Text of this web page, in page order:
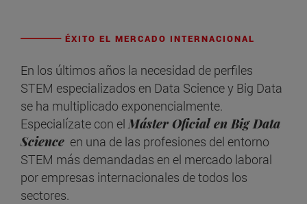
ÉXITO EL MERCADO INTERNACIONAL
En los últimos años la necesidad de perfiles
STEM especializados en Data Science y Big Data
se ha multiplicado exponencialmente.
Especialízate con el Máster Oficial en Big Data
Science en una de las profesiones del entorno
STEM más demandadas en el mercado laboral
por empresas internacionales de todos los
sectores.